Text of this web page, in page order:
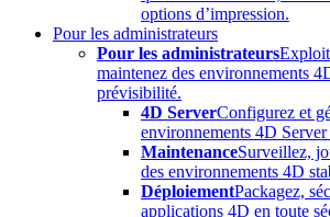
options d’impression.
Pour les administrateurs
Pour les administrateurs
maintenez des environnements
prévisibilité.
4D ServerConfigurez et
environnements 4D
MaintenanceSurveillez,
des environnements 4D
DéploiementPackagez,
applications 4D en toute